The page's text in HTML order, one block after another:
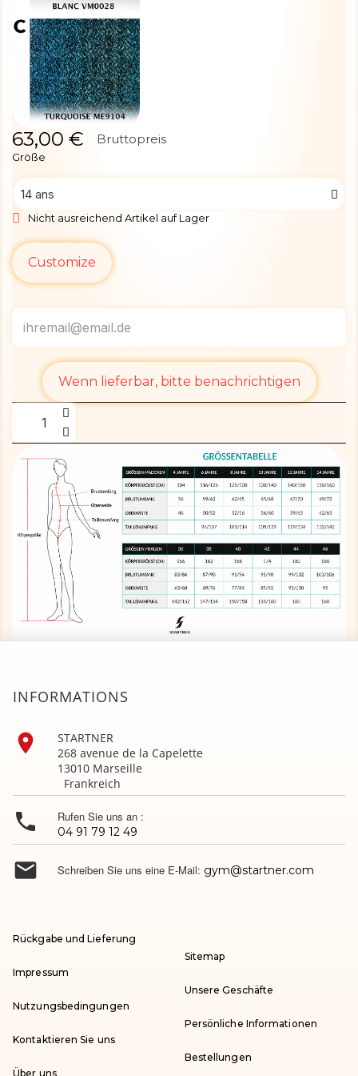
63,00 € Bruttopreis
Größe
Nicht ausreichend Artikel auf Lager
Customize
Wenn lieferbar, bitte benachrichtigen
INFORMATIONS

STARTNER
268 avenue de la Capelette
13010 Marseille
Frankreich
 Rufen Sie uns an :
04 91 79 12 49
 Schreiben Sie uns eine E-Mail: gym@startner.com
Rückgabe und Lieferung
Impressum
Nutzungsbedingungen
Kontaktieren Sie uns
Über uns
Sitemap
Unsere Geschäfte
Persönliche Informationen
Bestellungen